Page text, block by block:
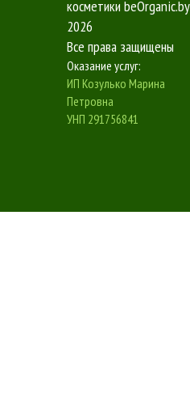
косметики beOrganic.by
2026
Все права защищены
Оказание услуг:
ИП Козулько Марина
Петровна
УНП 291756841